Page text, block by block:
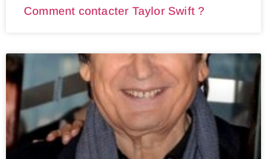
Comment contacter Taylor Swift ?